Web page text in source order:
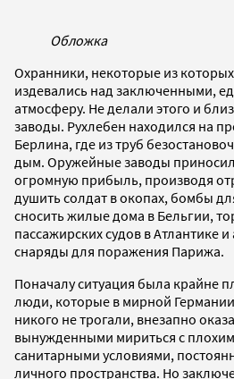
Обложка
Охранники, некоторые из
издевались над заключенными,
атмосферу. Не делали этого и
заводы. Рухлебен находился на
Берлина, где из труб
дым. Оружейные заводы
огромную прибыль, производя
душить солдат в окопах, бомбы
сносить жилые дома в Бельгии,
пассажирских судов в Атлантике
снаряды для поражения Парижа.
Поначалу ситуация была крайне
люди, которые в мирной
никого не трогали, внезапно
вынужденными мириться с
санитарными условиями,
личного пространства. Но